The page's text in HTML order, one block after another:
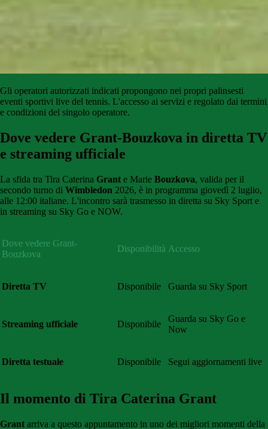
Gli operatori autorizzati indicati propongono nei propri palinsesti
eventi sportivi live del tennis. L'accesso ai servizi e regolato dai termini
e condizioni del singolo operatore.
Dove vedere Grant-Bouzkova in diretta TV
e streaming ufficiale
La sfida tra Tira Caterina Grant e Marie Bouzkova, valida per il
secondo turno di Wimbledon 2026, è in programma giovedì 2 luglio,
alle 12:00 italiane. L'incontro sarà trasmesso in diretta su Sky Sport e
in streaming su Sky Go e NOW.
Dove vedere Grant-
Bouzkova
Disponibilità Accesso
Diretta TV Disponibile Guarda su Sky Sport
Streaming ufficiale Disponibile
Guarda su Sky Go e
Now
Diretta testuale Disponibile Segui aggiornamenti live
Il momento di Tira Caterina Grant
Grant arriva a questo appuntamento in uno dei migliori momenti della